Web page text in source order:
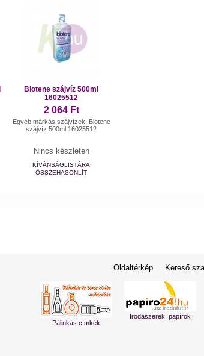
Biotene szájvíz 500ml
16025512
2 064 Ft
Egyéb márkás szájvízek, Biotene
szájvíz 500ml 16025512
Nincs készleten
KÍVÁNSÁGLISTÁRA
ÖSSZEHASONLÍT
Oldaltérkép Kereső
Pálinkás címkék
Irodaszerek, papírok